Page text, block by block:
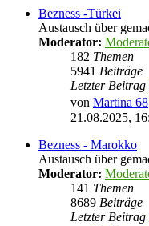
Bezness -Türkei
Austausch über
Moderator:
182 Themen
5941 Beiträge
Letzter Beitrag
von Martina 68
21.08.2025,
Bezness - Marokko
Austausch über
Moderator:
141 Themen
8689 Beiträge
Letzter Beitrag